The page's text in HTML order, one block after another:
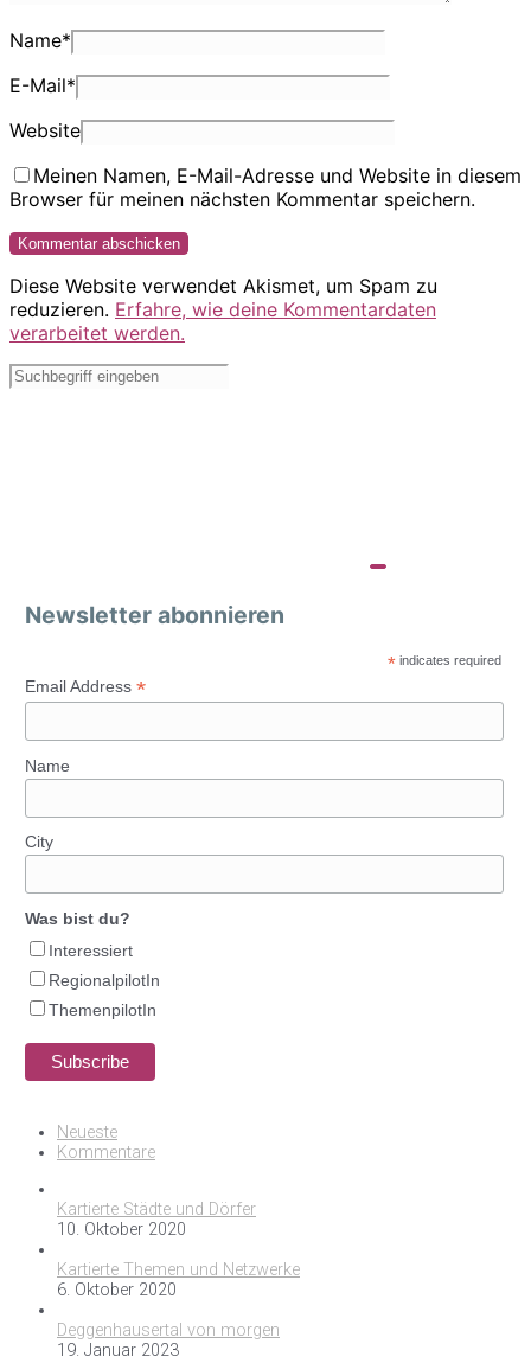
Name*
E-Mail*
Website
Meinen Namen, E-Mail-Adresse und Website in diesem
Browser für meinen nächsten Kommentar speichern.
Diese Website verwendet Akismet, um Spam zu
reduzieren. Erfahre, wie deine Kommentardaten
verarbeitet werden.
Newsletter abonnieren
* indicates required
Email Address *
Name
City
Was bist du?
Interessiert
RegionalpilotIn
ThemenpilotIn
Neueste
Kommentare
Kartierte Städte und Dörfer
10. Oktober 2020
Kartierte Themen und Netzwerke
6. Oktober 2020
Deggenhausertal von morgen
19. Januar 2023